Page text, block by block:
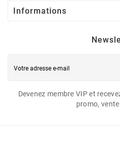
Informations
Devenez membre VIP et
promo,